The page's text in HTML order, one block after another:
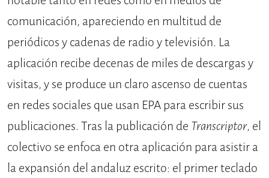
comuni­cación, apareciendo en multitud de
periódicos y cadenas de radio y tele­visión. La
aplicación recibe decenas de miles de descargas y
visitas, y se produce un claro ascenso de cuentas
en redes sociales que usan EPA para escribir sus
publicaciones. Tras la pu­blicación de Transcriptor, el
colectivo se enfoca en otra aplicación para asistir a
la expansión del andaluz escrito: el primer teclado